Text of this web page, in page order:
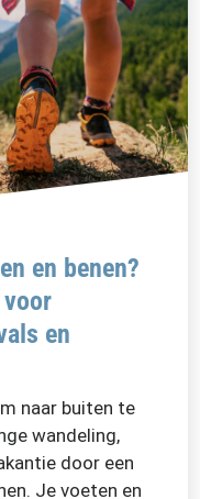
en benen?
en
naar buiten te
wandeling,
door een
Je voeten en